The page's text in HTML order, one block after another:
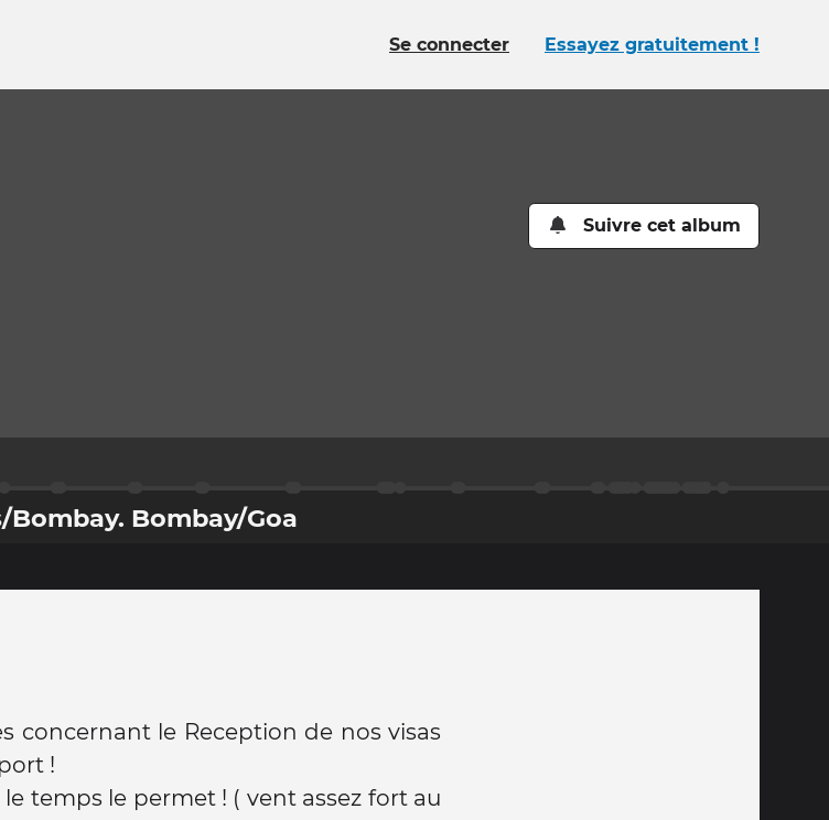
Se connecter Essayez gratuitement !
Suivre cet album
Bombay/Goa
concernant le Reception de nos visas
!
le temps le permet ! ( vent assez fort au